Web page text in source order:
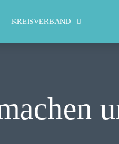
KREISVERBAND